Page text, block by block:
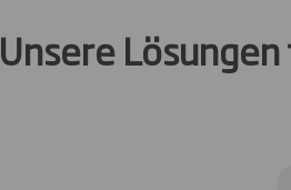
Unsere